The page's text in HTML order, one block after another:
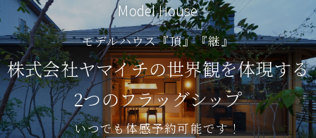
Model House
モデルハウス『頂』『継』
株式会社ヤマイチの世界観を体現する
2つのフラッグシップ
いつでも体感予約可能です！